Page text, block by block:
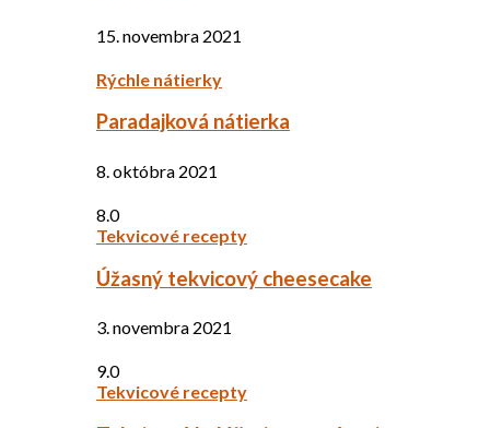
15. novembra 2021
Rýchle nátierky
Paradajková nátierka
8. októbra 2021
8.0
Tekvicové recepty
Úžasný tekvicový cheesecake
3. novembra 2021
9.0
Tekvicové recepty